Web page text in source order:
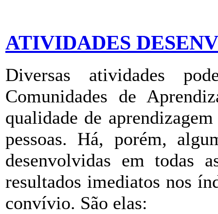
ATIVIDADES
Diversas atividades
Comunidades de
qualidade de
pessoas. Há, porém,
desenvolvidas em todas
resultados imediatos nos
convívio. São elas: